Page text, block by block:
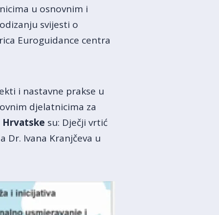
u osnovnim i
svijesti o
Euroguidance centra
i nastavne prakse u
djelatnicima za
su: Dječji vrtić
Dr. Ivana Kranjčeva u